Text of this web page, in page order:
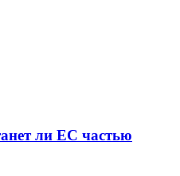
ли ЕС частью